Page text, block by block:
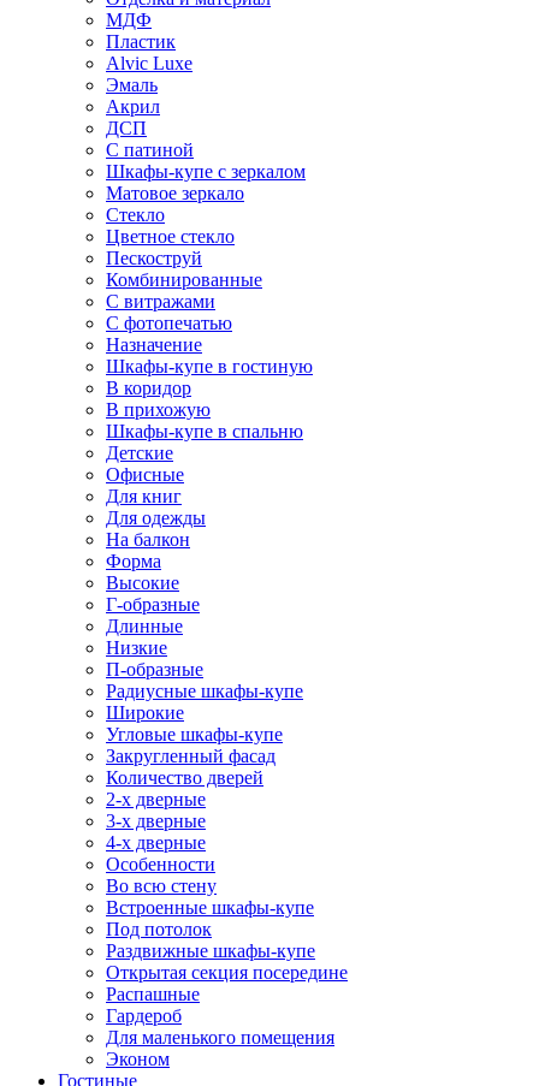
МДФ
Пластик
Alvic Luxe
Эмаль
Акрил
ДСП
С патиной
Шкафы-купе с зеркалом
Матовое зеркало
Стекло
Цветное стекло
Пескоструй
Комбинированные
С витражами
С фотопечатью
Назначение
Шкафы-купе в гостиную
В коридор
В прихожую
Шкафы-купе в спальню
Детские
Офисные
Для книг
Для одежды
На балкон
Форма
Высокие
Г-образные
Длинные
Низкие
П-образные
Радиусные шкафы-купе
Широкие
Угловые шкафы-купе
Закругленный фасад
Количество дверей
2-х дверные
3-х дверные
4-х дверные
Особенности
Во всю стену
Встроенные шкафы-купе
Под потолок
Раздвижные шкафы-купе
Открытая секция посередине
Распашные
Гардероб
Для маленького помещения
Эконом
Гостиные